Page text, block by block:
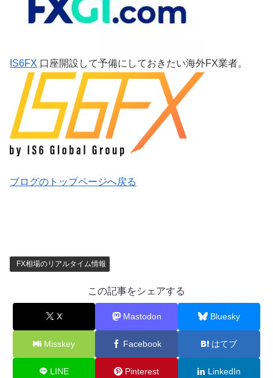
IS6FX 口座開設して予備にしておきたい海外FX業者。
ブログのトップページへ戻る
FX相場のリアルタイム情報
この記事をシェアする
X Mastodon Bluesky
Misskey Facebook はてブ
LINE Pinterest LinkedIn